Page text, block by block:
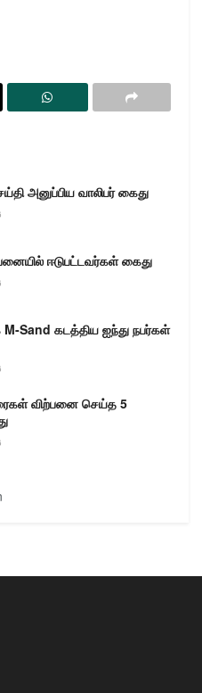
அனுப்பிய வாலிபர் கைது
ஈடுபட்டவர்கள் கைது
Sand கடத்திய ஐந்து நபர்கள்
விற்பனை செய்த 5